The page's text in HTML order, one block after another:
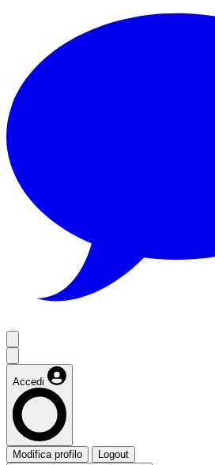
Accedi
Modifica profilo Logout